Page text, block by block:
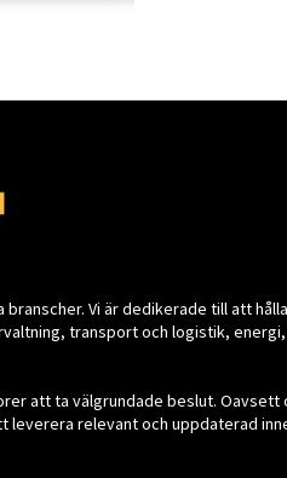
Vi är dedikerade till att
transport och logistik,
att ta välgrundade beslut. Oavsett
relevant och uppdaterad